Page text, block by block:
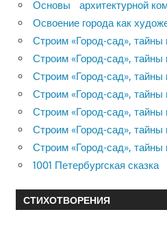
Основы архитектурной
Освоение города как
Строим «Город-сад», тайны
Строим «Город-сад», тайны
Строим «Город-сад», тайны
Строим «Город-сад», тайны
Строим «Город-сад», тайны
Строим «Город-сад», тайны
Строим «Город-сад», тайны
1001 Петербургская сказка
СТИХОТВОРЕНИЯ